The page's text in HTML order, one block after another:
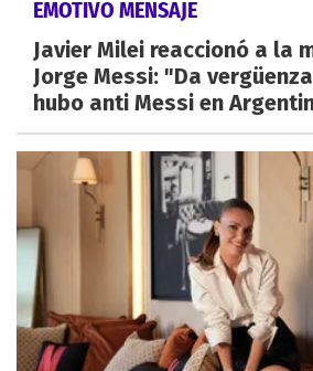
EMOTIVO MENSAJE
Javier Milei reaccionó a la
Jorge Messi: "Da
hubo anti Messi en